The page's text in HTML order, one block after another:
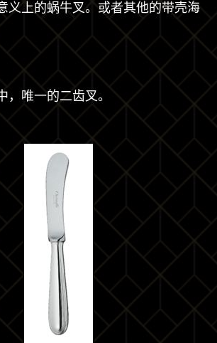
义上的蜗牛叉。或者其他的带壳海
，唯一的二齿叉。